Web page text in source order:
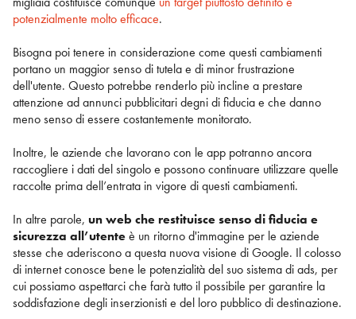
potenzialmente molto efficace.
Bisogna poi tenere in considerazione come questi cambiamenti
portano un maggior senso di tutela e di minor frustrazione
dell'utente. Questo potrebbe renderlo più incline a prestare
attenzione ad annunci pubblicitari degni di fiducia e che danno
meno senso di essere costantemente monitorato.
Inoltre, le aziende che lavorano con le app potranno ancora
raccogliere i dati del singolo e possono continuare utilizzare quelle
raccolte prima dell’entrata in vigore di questi cambiamenti.
In altre parole, un web che restituisce senso di fiducia e
sicurezza all’utenteè un ritorno d'immagine per le aziende
stesse che aderiscono a questa nuova visione di Google. Il colosso
di internet conosce bene le potenzialità del suo sistema di ads, per
cui possiamo aspettarci che farà tutto il possibile per garantire la
soddisfazione degli inserzionisti e del loro pubblico di destinazione.